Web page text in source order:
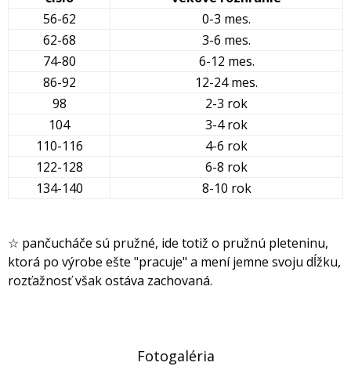
56-62
0-3 mes.
62-68
3-6 mes.
74-80
6-12 mes.
86-92
12-24 mes.
98
2-3 rok
104
3-4 rok
110-116
4-6 rok
122-128
6-8 rok
134-140
8-10 rok
☆ pančucháče sú pružné, ide totiž o pružnú pleteninu,
ktorá po výrobe ešte "pracuje" a mení jemne svoju dĺžku,
rozťažnosť však ostáva zachovaná.
Fotogaléria